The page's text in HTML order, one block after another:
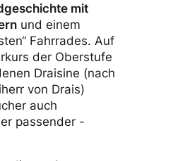
mit
und einem
Fahrrades. Auf
der Oberstufe
Draisine (nach
von Drais)
auch
passender -